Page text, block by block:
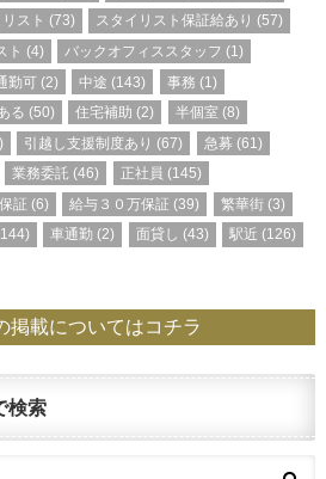
スト (73) スタイリスト保証給あり (57)
ト (4) バックオフィススタッフ (1)
勤可 (2) 中途 (143) 事務 (1)
る (50) 住宅補助 (2) 半個室 (8)
引越し支援制度あり (67) 急募 (61)
業務委託 (46) 正社員 (145)
証 (6) 給与３０万保証 (39) 繁華街(3)
車通勤 (2) 面貸し (43) 駅近 (126)
掲載についてはコチラ
検索